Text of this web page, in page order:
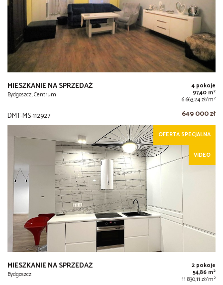
MIESZKANIE NA SPRZEDAŻ
Bydgoszcz, Centrum
4 pokoje
97,40 m2
6 663,24 zł/m2
DMT-MS-112927 649 000 zł
OFERTA SPECJALNA
VIDEO
MIESZKANIE NA SPRZEDAŻ
Bydgoszcz
2 pokoje
54,86 m2
11 830,11 zł/m2